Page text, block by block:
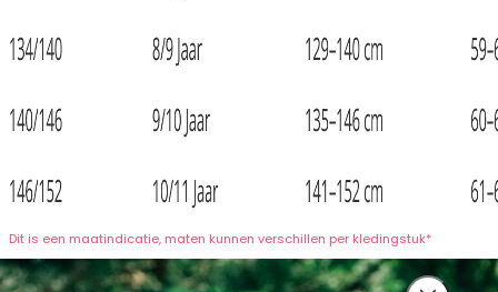
Dit is een maatindicatie, maten kunnen verschillen per kledingstuk*